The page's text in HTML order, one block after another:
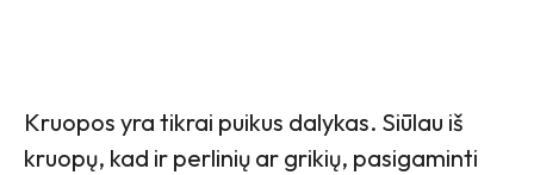
Kruopos yra tikrai puikus dalykas. Siūlau iš
kruopų, kad ir perlinių ar grikių, pasigaminti